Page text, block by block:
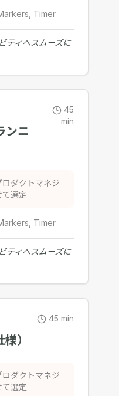
Timer
ティへスムーズに
ンニ
45
min
ロダクトマネジ
て選定
Timer
ティへスムーズに
）
45 min
ロダクトマネジ
て選定